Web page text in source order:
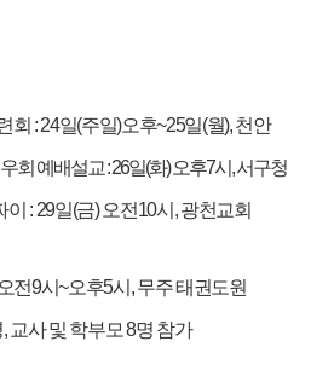
회 : 24일(주일)오후~25일(월),천안
회 예배설교: 26일(화)오후7시 ,서구청
: 29일(금)오전10시 ,광천교회
오전9시~오후5시 ,무주 태권도원
, 교사 및 학부모8명 참가